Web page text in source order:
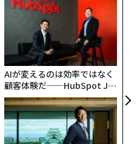
AIが変えるのは効率ではなく
顧客体験だ──HubSpot Ja
panが語る「Grow Better」
な組織のつくり方